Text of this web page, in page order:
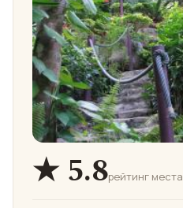
★ 5.8рейтинг места